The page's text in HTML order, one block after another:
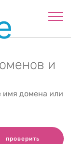
и
имя домена или
проверить